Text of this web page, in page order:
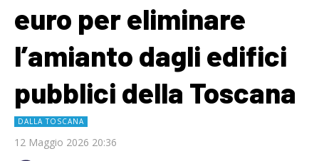
euro per eliminare
l’amianto dagli edifici
pubblici della Toscana
DALLA TOSCANA
12 Maggio 2026 20:36